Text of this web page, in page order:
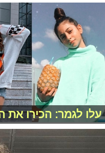
עלו לגמר: הכירו את